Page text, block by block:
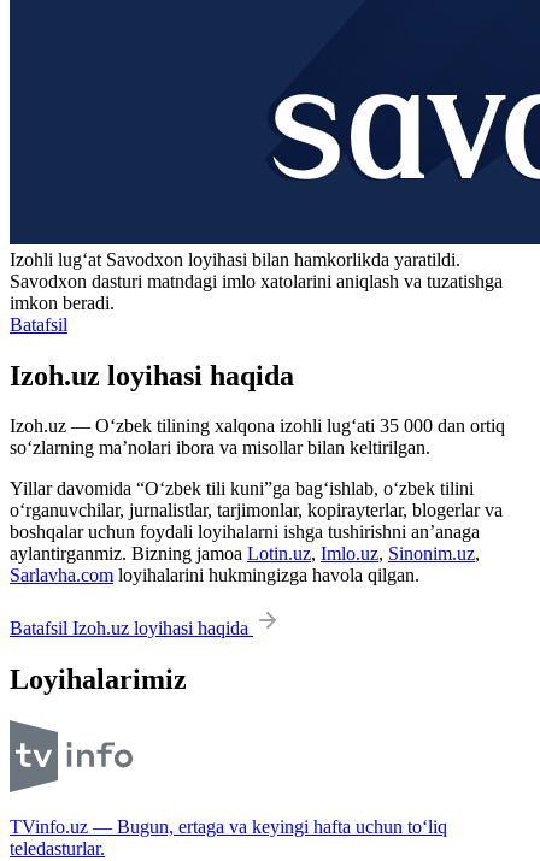
Izohli lugʻat Savodxon loyihasi bilan hamkorlikda yaratildi.
Savodxon dasturi matndagi imlo xatolarini aniqlash va tuzatishga
imkon beradi.
Batafsil
Izoh.uz loyihasi haqida
Izoh.uz — O‘zbek tilining xalqona izohli lug‘ati 35 000 dan ortiq
so‘zlarning ma’nolari ibora va misollar bilan keltirilgan.
Yillar davomida “O‘zbek tili kuni”ga bag‘ishlab, o‘zbek tilini
o‘rganuvchilar, jurnalistlar, tarjimonlar, kopirayterlar, blogerlar va
boshqalar uchun foydali loyihalarni ishga tushirishni an’anaga
aylantirganmiz. Bizning jamoa Lotin.uz, Imlo.uz, Sinonim.uz,
Sarlavha.com loyihalarini hukmingizga havola qilgan.
Batafsil Izoh.uz loyihasi haqida
Loyihalarimiz
TVinfo.uz — Bugun, ertaga va keyingi hafta uchun to‘liq
teledasturlar.